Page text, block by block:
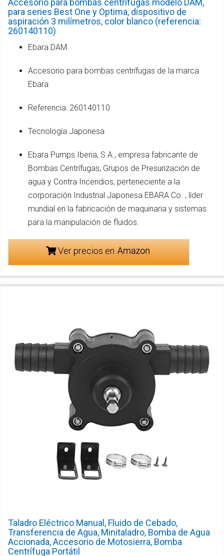
Accesorio para bombas centrifugas modelo DAM,
para series Best One y Optima, dispositivo de
aspiración 3 milímetros, color blanco (referencia:
260140110)
Ebara DAM
Accesorio para bombas centrífugas de la marca
Ebara
Referencia: 260140110
Tecnología Japonesa
Ebara Pumps Iberia, S.A., empresa fabricante de
Bombas Centrífugas, Grupos de Presurización de
agua y Contra Incendios, perteneciente a la
corporación Industrial Japonesa EBARA Co. , líder
mundial en la fabricación de maquinaria y sistemas
para la manipulación de fluidos.
Ver precios en
Taladro Eléctrico Manual, Fluido de Cebado,
Transferencia de Agua, Minitaladro, Bomba de Agua
Accionada, Accesorio de Motosierra, Bomba
Centrífuga Portátil